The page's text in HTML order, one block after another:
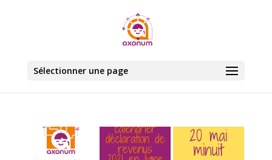
Sélectionner une page